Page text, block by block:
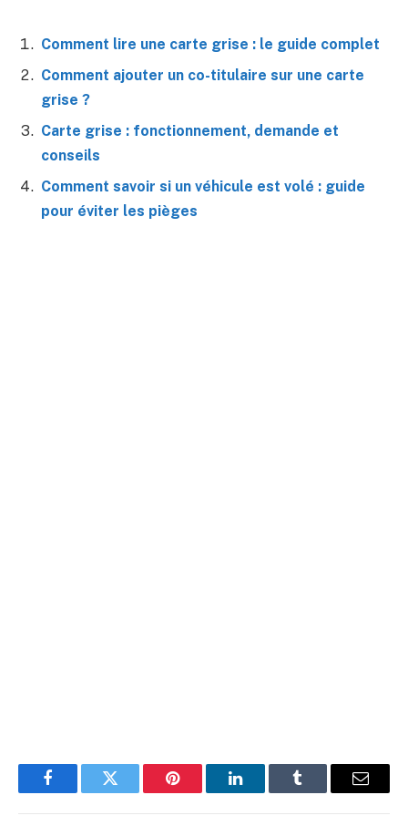
Comment lire une carte grise : le guide complet
Comment ajouter un co-titulaire sur une carte
grise ?
Carte grise : fonctionnement, demande et
conseils
Comment savoir si un véhicule est volé : guide
pour éviter les pièges
FacebookTwitter Pinterest LinkedInTumblr
E-